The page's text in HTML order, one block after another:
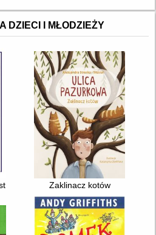
DZIECI I MŁODZIEŻY
straszne opowieści
Zaklinacz kotów